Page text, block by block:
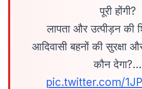
पूरी होंगी?
लापता और उत्पीड़न की
आदिवासी बहनों की सुरक्षा
कौन देगा?…
pic.twitter.com/